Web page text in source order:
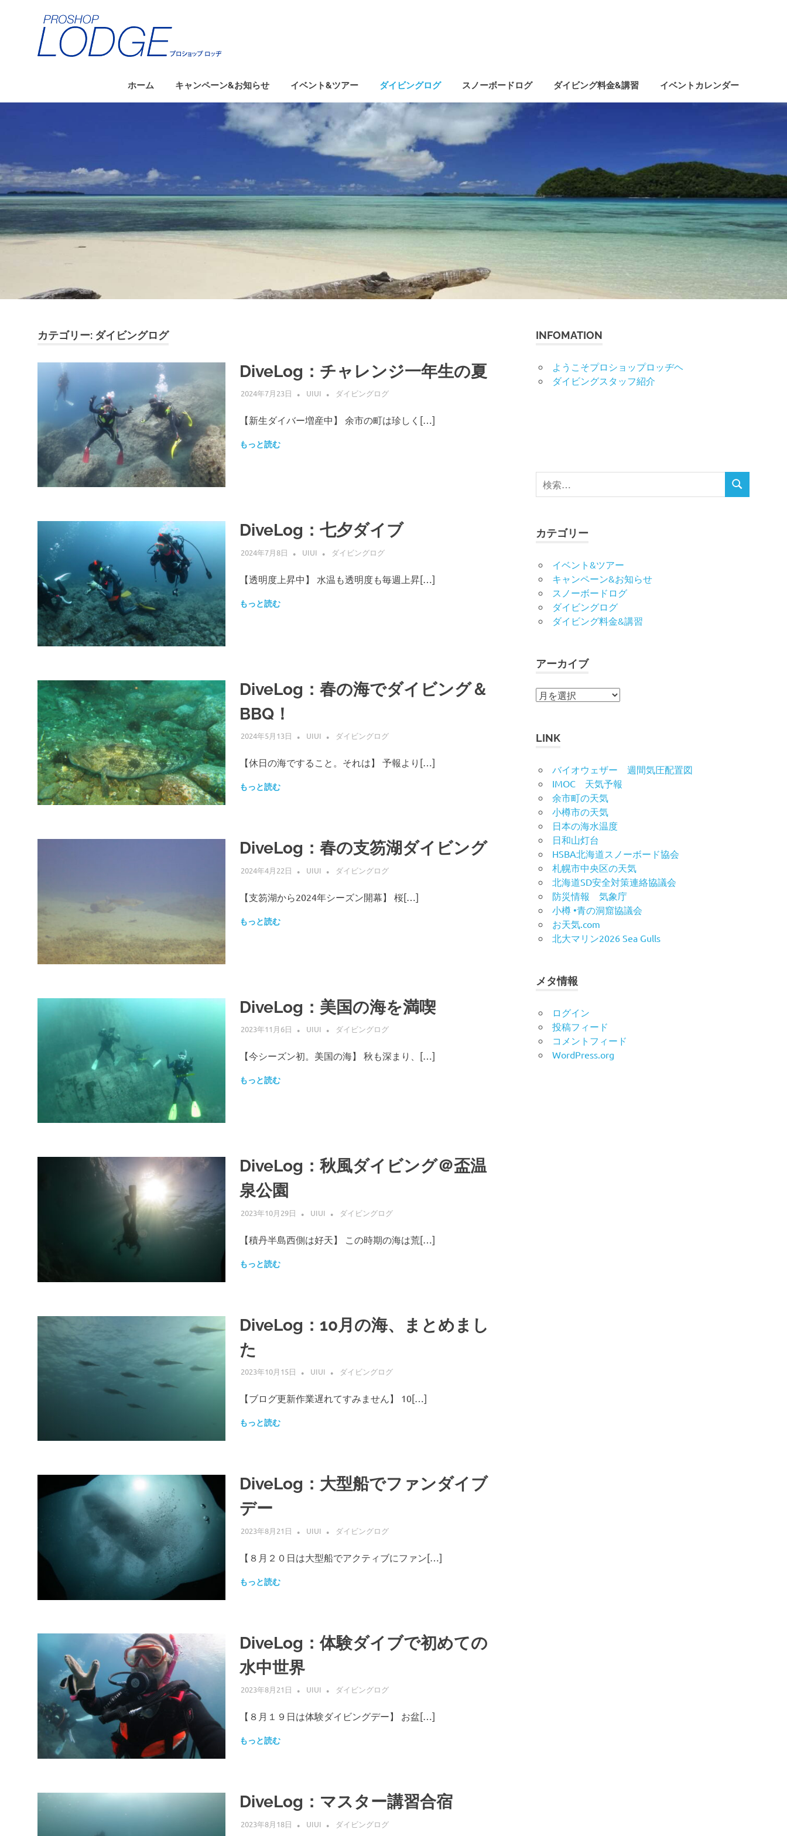
キ
ホーム キャンペーン&お知らせ イベント&ツアー ダイビングログ スノーボードログ ダイビング料金&講習 イベントカレンダー
カテゴリー: ダイビングログ
DiveLog：チャレンジ一年生の夏
2024年7月23日 UIUI ダイビングログ
【新生ダイバー増産中】 余市の町は珍しく[…]
もっと読む
DiveLog：七夕ダイブ
2024年7月8日 UIUI ダイビングログ
【透明度上昇中】 水温も透明度も毎週上昇[…]
もっと読む
DiveLog：春の海でダイビング＆
BBQ！
2024年5月13日 UIUI ダイビングログ
【休日の海ですること。それは】 予報より[…]
もっと読む
DiveLog：春の支笏湖ダイビング
2024年4月22日 UIUI ダイビングログ
【支笏湖から2024年シーズン開幕】 桜[…]
もっと読む
DiveLog：美国の海を満喫
2023年11月6日 UIUI ダイビングログ
【今シーズン初。美国の海】 秋も深まり、[…]
もっと読む
DiveLog：秋風ダイビング＠盃温
泉公園
2023年10月29日 UIUI ダイビングログ
【積丹半島西側は好天】 この時期の海は荒[…]
もっと読む
DiveLog：10月の海、まとめまし
た
2023年10月15日 UIUI ダイビングログ
【ブログ更新作業遅れてすみません】 10[…]
もっと読む
DiveLog：大型船でファンダイブ
デー
2023年8月21日 UIUI ダイビングログ
【８月２０日は大型船でアクティブにファン[…]
もっと読む
DiveLog：体験ダイブで初めての
水中世界
2023年8月21日 UIUI ダイビングログ
【８月１９日は体験ダイビングデー】 お盆[…]
もっと読む
DiveLog：マスター講習合宿
2023年8月18日 UIUI ダイビングログ
INFOMATION
ようこそプロショップロッヂヘ
ダイビングスタッフ紹介
検
索
検
索
カテゴリー
イベント&ツアー
キャンペーン&お知らせ
スノーボードログ
ダイビングログ
ダイビング料金&講習
アーカイブ
ア
イ
LINK
バイオウェザー 週間気圧配置図
IMOC 天気予報
余市町の天気
小樽市の天気
日本の海水温度
日和山灯台
HSBA北海道スノーボード協会
札幌市中央区の天気
北海道SD安全対策連絡協議会
防災情報 気象庁
小樽 •青の洞窟協議会
お天気.com
北大マリン2026 Sea Gulls
メタ情報
ログイン
投稿フィード
コメントフィード
WordPress.org